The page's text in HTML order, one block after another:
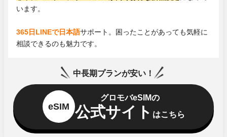
います。
365日LINEで日本語サポート。困ったことがあっても気軽に
相談できるのも魅力です。
中長期プランが安い！
eSIM
グロモバeSIMの
公式サイト はこちら